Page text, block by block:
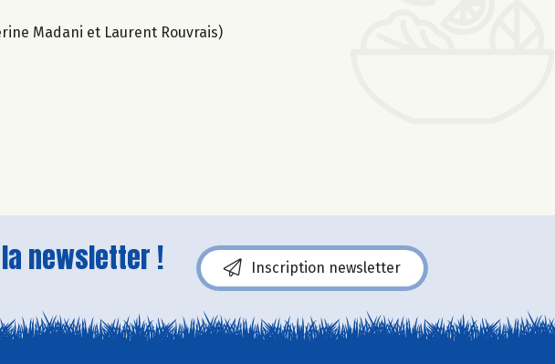
Madani et Laurent Rouvrais)
newsletter ! Inscription newsletter